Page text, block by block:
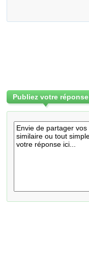
Publiez votre réponse